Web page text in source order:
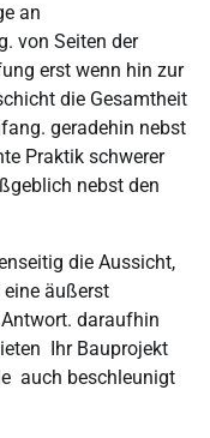
an
von Seiten der
erst wenn hin zur
die Gesamtheit
geradehin nebst
Praktik schwerer
nebst den
die Aussicht,
äußerst
daraufhin
Ihr Bauprojekt
auch beschleunigt